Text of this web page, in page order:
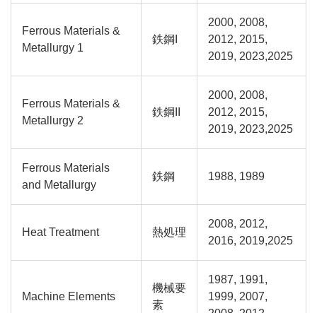
Ferrous Materials &
Metallurgy 1
鉄鋼I
2000, 2008,
2012, 2015,
2019, 2023,2025
Ferrous Materials &
Metallurgy 2
鉄鋼II
2000, 2008,
2012, 2015,
2019, 2023,2025
Ferrous Materials
and Metallurgy
鉄鋼 1988, 1989
Heat Treatment 熱処理
2008, 2012,
2016, 2019,2025
Machine Elements
機械要
素
1987, 1991,
1999, 2007,